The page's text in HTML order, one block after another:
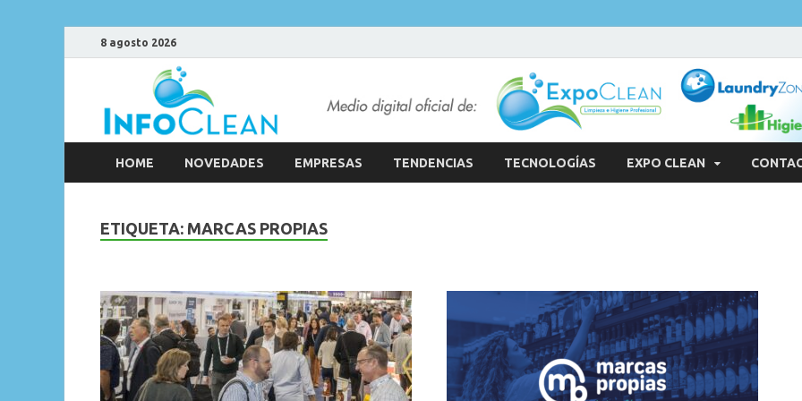
8 agosto 2026
HOME NOVEDADES EMPRESAS TENDENCIAS TECNOLOGÍAS EXPO CLEAN
ETIQUETA: MARCAS PROPIAS